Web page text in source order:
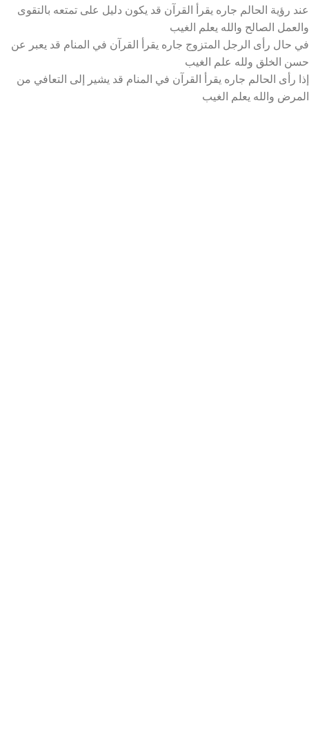
عند رؤية الحالم جاره يقرأ القرآن قد يكون دليل على تمتعه بالتقوى
والعمل الصالح والله يعلم الغيب
في حال رأى الرجل المتزوج جاره يقرأ القرآن في المنام قد يعبر عن
حسن الخلق ولله علم الغيب
إذا رأى الحالم جاره يقرأ القرآن في المنام قد يشير إلى التعافي من
المرض والله يعلم الغيب